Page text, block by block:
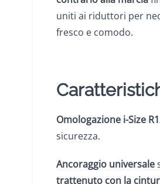
uniti ai riduttori per
fresco e comodo.
Omologazione i-Size
sicurezza.
Ancoraggio universale
trattenuto con la